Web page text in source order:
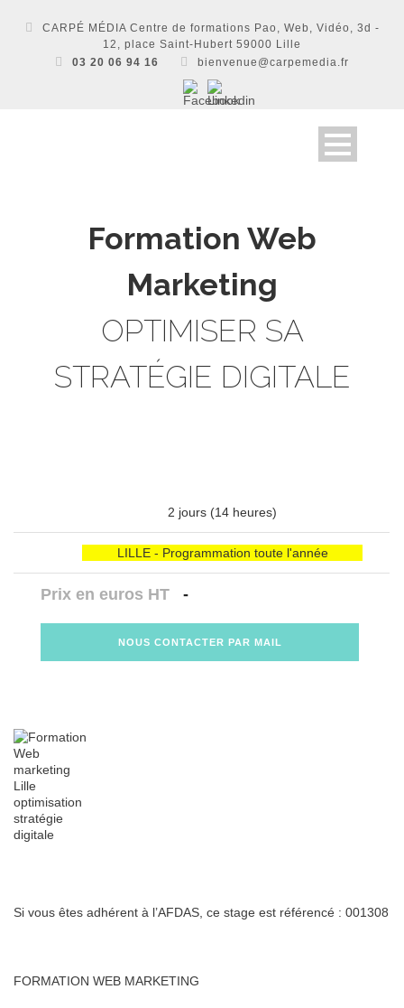
CARPÉ MÉDIA Centre de formations Pao, Web, Vidéo, 3d -
12, place Saint-Hubert 59000 Lille
03 20 06 94 16
bienvenue@carpemedia.fr
Formation Web
Marketing
OPTIMISER SA
STRATÉGIE DIGITALE
2 jours (14 heures)
LILLE - Programmation toute l'année
Prix en euros HT -
NOUS CONTACTER PAR MAIL
Si vous êtes adhérent à l’AFDAS, ce stage est référencé : 001308
FORMATION WEB MARKETING